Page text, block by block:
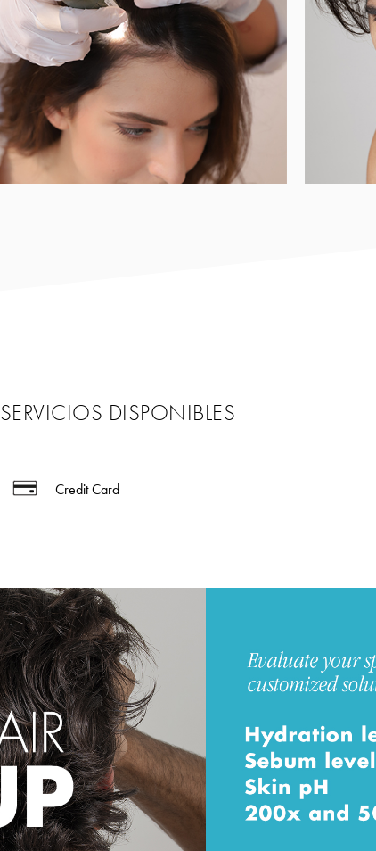
SERVICIOS DISPONIBLES
Credit Card